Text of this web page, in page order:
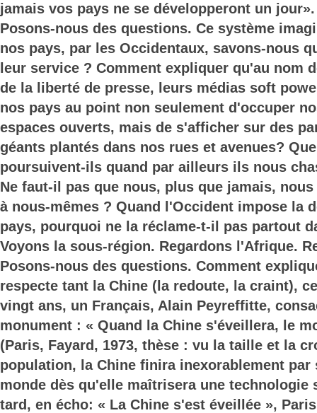
jamais vos pays ne se développeront un jour».
Posons-nous des questions. Ce système
nos pays, par les Occidentaux, savons-nous
leur service ? Comment expliquer qu'au nom
de la liberté de presse, leurs médias soft
nos pays au point non seulement d'occuper
espaces ouverts, mais de s'afficher sur des
géants plantés dans nos rues et avenues?
poursuivent-ils quand par ailleurs ils nous
Ne faut-il pas que nous, plus que jamais,
à nous-mêmes ? Quand l'Occident impose la
pays, pourquoi ne la réclame-t-il pas partout
Voyons la sous-région. Regardons l'Afrique.
Posons-nous des questions. Comment
respecte tant la Chine (la redoute, la craint),
vingt ans, un Français, Alain Peyreffitte,
monument : « Quand la Chine s'éveillera, le
(Paris, Fayard, 1973, thèse : vu la taille et la
population, la Chine finira inexorablement par
monde dès qu'elle maîtrisera une technologie
tard, en écho: « La Chine s'est éveillée »,